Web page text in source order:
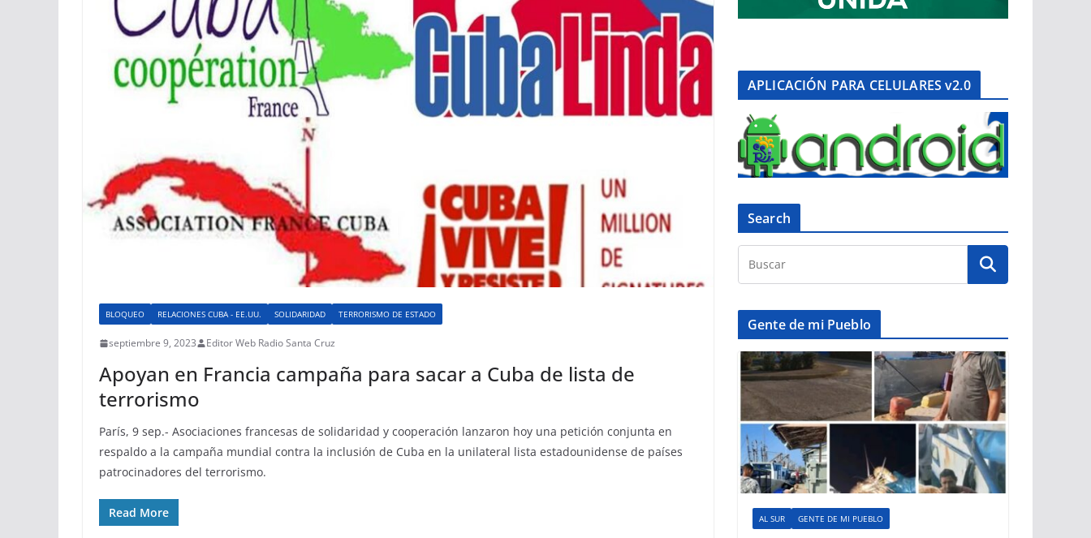
BLOQUEO RELACIONES CUBA - EE.UU. SOLIDARIDAD TERRORISMO DE ESTADO
septiembre 9, 2023 Editor Web Radio Santa Cruz
Apoyan en Francia campaña para sacar a Cuba de lista de
terrorismo
París, 9 sep.- Asociaciones francesas de solidaridad y cooperación lanzaron hoy una petición conjunta en
respaldo a la campaña mundial contra la inclusión de Cuba en la unilateral lista estadounidense de países
patrocinadores del terrorismo.
Read More
APLICACIÓN PARA CELULARES v2.0
Search
Gente de mi Pueblo
AL SUR GENTE DE MI PUEBLO